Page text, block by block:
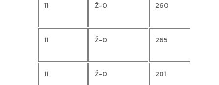
11 Ž-0 260
11 Ž-0 265
11 Ž-0 281